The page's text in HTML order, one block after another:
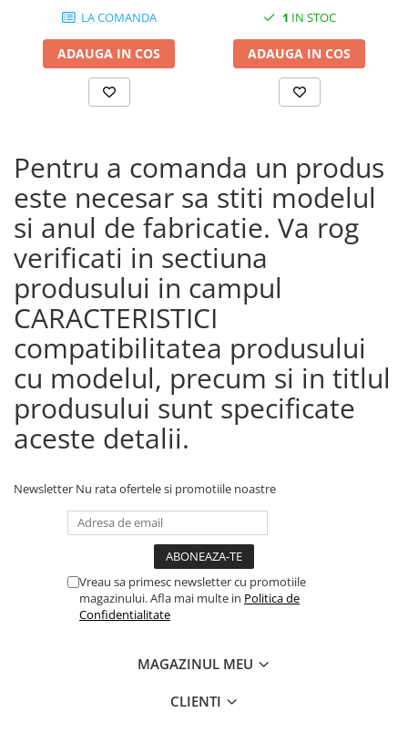
LA COMANDA
ADAUGA IN COS
Adventure Sports (24)
CRF1100L AFRICA TWIN (24)
CRF1100L Africa Twin (20 -
23)
1 IN STOC
ADAUGA IN COS
Pentru a comanda un produs
este necesar sa stiti modelul
si anul de fabricatie. Va rog
verificati in sectiuna
produsului in campul
CARACTERISTICI
compatibilitatea produsului
cu modelul, precum si in titlul
produsului sunt specificate
aceste detalii.
Newsletter Nu rata ofertele si promotiile noastre
Vreau sa primesc newsletter cu promotiile
magazinului. Afla mai multe in Politica de
Confidentialitate
MAGAZINUL MEU
CLIENTI